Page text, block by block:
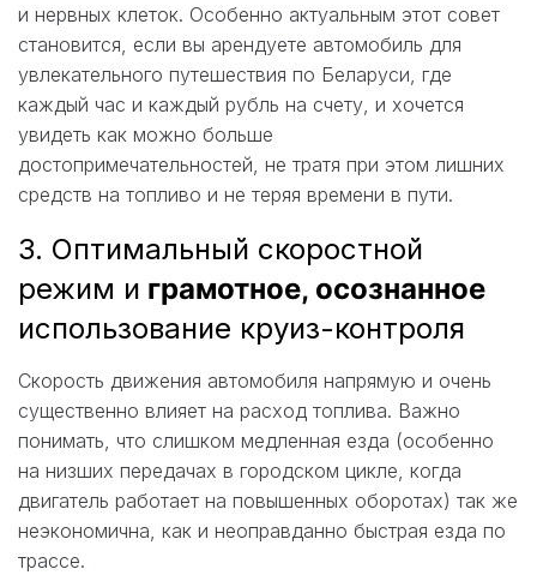
и нервных клеток. Особенно актуальным этот совет
становится, если вы арендуете автомобиль для
увлекательного путешествия по Беларуси, где
каждый час и каждый рубль на счету, и хочется
увидеть как можно больше
достопримечательностей, не тратя при этом лишних
средств на топливо и не теряя времени в пути.
3. Оптимальный скоростной
режим и грамотное, осознанное
использование круиз-контроля
Скорость движения автомобиля напрямую и очень
существенно влияет на расход топлива. Важно
понимать, что слишком медленная езда (особенно
на низших передачах в городском цикле, когда
двигатель работает на повышенных оборотах) так же
неэкономична, как и неоправданно быстрая езда по
трассе.